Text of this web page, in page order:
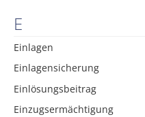
E
Einlagen
Einlagensicherung
Einlösungsbeitrag
Einzugsermächtigung